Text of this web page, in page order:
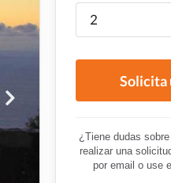
Solicita
¿Tiene dudas
realizar una
por email o use